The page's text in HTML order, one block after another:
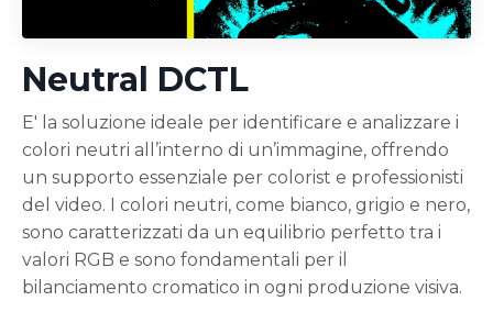
Neutral DCTL
E' la soluzione ideale per identificare e analizzare i
colori neutri all’interno di un’immagine, offrendo
un supporto essenziale per colorist e professionisti
del video. I colori neutri, come bianco, grigio e nero,
sono caratterizzati da un equilibrio perfetto tra i
valori RGB e sono fondamentali per il
bilanciamento cromatico in ogni produzione visiva.